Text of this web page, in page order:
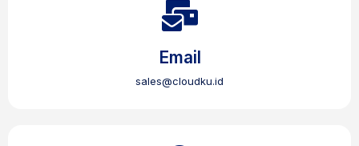
Email
sales@cloudku.id